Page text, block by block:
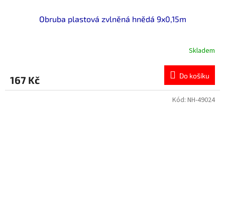
Obruba plastová zvlněná hnědá 9x0,15m
Skladem
167 Kč Do košíku
Kód: NH-49024